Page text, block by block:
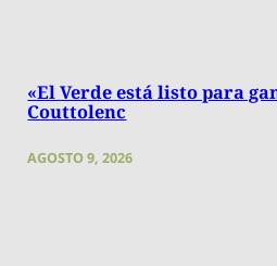
«El Verde está listo para
Couttolenc
AGOSTO 9, 2026